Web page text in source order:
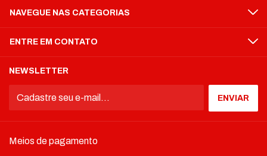
NAVEGUE NAS CATEGORIAS
ENTRE EM CONTATO
NEWSLETTER
Meios de pagamento